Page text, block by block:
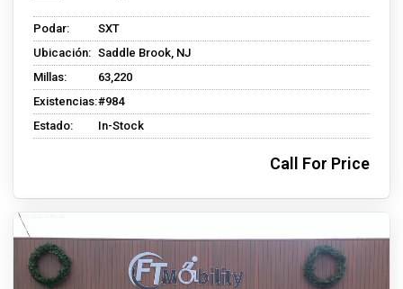
Podar:
SXT
Ubicación: Saddle Brook, NJ
Millas:
63,220
Existencias:#984
Estado:
In-Stock
Call For Price